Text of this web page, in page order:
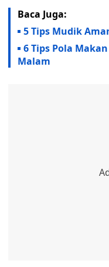
Baca Juga:
5 Tips Mudik
6 Tips Pola
Malam